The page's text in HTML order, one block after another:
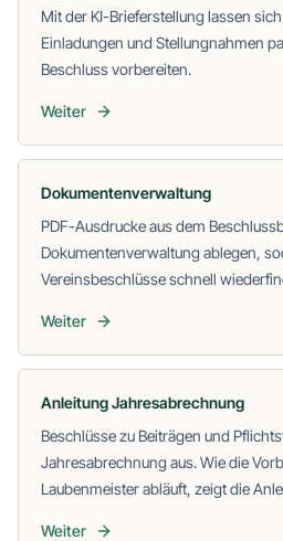
Mit der KI-Brieferstellung lassen
Einladungen und Stellungnahmen
Beschluss vorbereiten.
Weiter
Dokumentenverwaltung
PDF-Ausdrucke aus dem
Dokumentenverwaltung ablegen,
Vereinsbeschlüsse schnell
Weiter
Anleitung Jahresabrechnung
Beschlüsse zu Beiträgen und
Jahresabrechnung aus. Wie die
Laubenmeister abläuft, zeigt die
Weiter